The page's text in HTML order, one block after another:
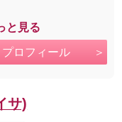
と見る
プロフィール
サ)